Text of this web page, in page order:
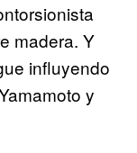
madera. Y
influyendo
y